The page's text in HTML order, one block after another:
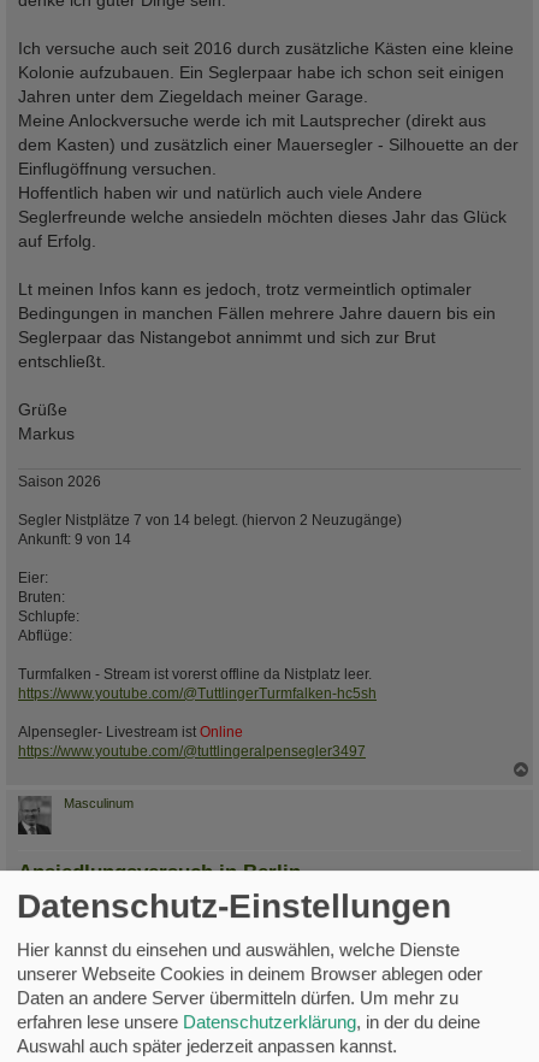
Ich versuche auch seit 2016 durch zusätzliche Kästen eine kleine
Kolonie aufzubauen. Ein Seglerpaar habe ich schon seit einigen
Jahren unter dem Ziegeldach meiner Garage.
Meine Anlockversuche werde ich mit Lautsprecher (direkt aus
dem Kasten) und zusätzlich einer Mauersegler - Silhouette an der
Einflugöffnung versuchen.
Hoffentlich haben wir und natürlich auch viele Andere
Seglerfreunde welche ansiedeln möchten dieses Jahr das Glück
auf Erfolg.
Lt meinen Infos kann es jedoch, trotz vermeintlich optimaler
Bedingungen in manchen Fällen mehrere Jahre dauern bis ein
Seglerpaar das Nistangebot annimmt und sich zur Brut
entschließt.
Grüße
Markus
Saison 2026
Segler Nistplätze 7 von 14 belegt. (hiervon 2 Neuzugänge)
Ankunft: 9 von 14
Eier:
Bruten:
Schlupfe:
Abflüge:
Turmfalken - Stream ist vorerst offline da Nistplatz leer.
https://www.youtube.com/@TuttlingerTurmfalken-hc5sh
Alpensegler- Livestream ist Online
https://www.youtube.com/@tuttlingeralpensegler3497
e
Masculinum
Ansiedlungsversuch in Berlin
B
e
t
r
a
Fr 27. Apr 2018, 14:49
[/img]
DATEIANHÄNGE
Datenschutz-Einstellungen
Hier kannst du einsehen und auswählen, welche Dienste
unserer Webseite Cookies in deinem Browser ablegen oder
Daten an andere Server übermitteln dürfen. Um mehr zu
erfahren lese unsere Datenschutzerklärung, in der du deine
Auswahl auch später jederzeit anpassen kannst.